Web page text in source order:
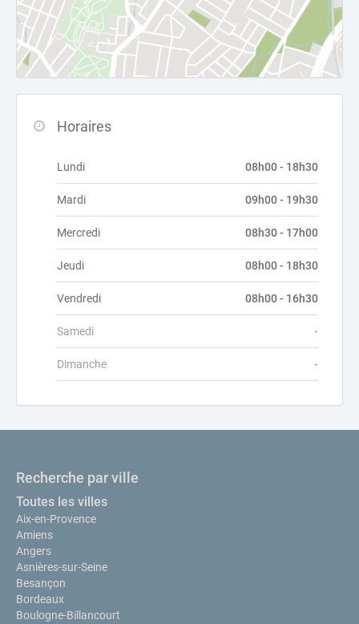
Horaires
Lundi 08h00 - 18h30
Mardi 09h00 - 19h30
Mercredi 08h30 - 17h00
Jeudi 08h00 - 18h30
Vendredi 08h00 - 16h30
Samedi -
Dimanche -
Recherche par ville
Toutes les villes
Aix-en-Provence
Amiens
Angers
Asnières-sur-Seine
Besançon
Bordeaux
Boulogne-Billancourt